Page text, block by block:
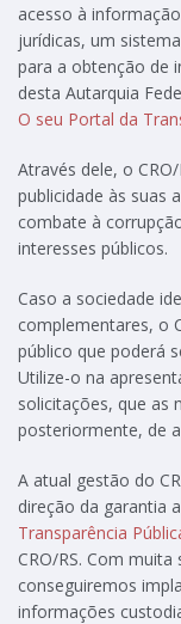
acesso à
jurídicas, um
para a obtenção de
desta Autarquia
O seu Portal da
Através dele, o
publicidade às suas
combate à
interesses públicos.
Caso a sociedade
complementares, o
público que poderá
Utilize-o na
solicitações, que as
posteriormente, de
A atual gestão do
direção da garantia
Transparência
CRO/RS. Com
conseguiremos
informações